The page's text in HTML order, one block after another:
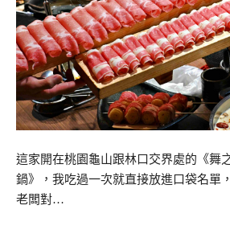
這家開在桃園龜山跟林口交界處的《舞
鍋》，我吃過一次就直接放進口袋名單
老闆對…